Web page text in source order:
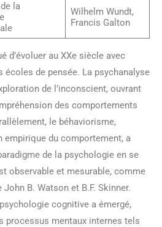
la
Wilhelm Wundt,
Francis Galton
d’évoluer au XXe siècle avec
écoles de pensée. La psychanalyse
de l’inconscient, ouvrant
des comportements
le béhaviorisme,
empirique du comportement, a
de la psychologie en se
observable et mesurable, comme
B. Watson et B.F. Skinner.
cognitive a émergé,
processus mentaux internes tels